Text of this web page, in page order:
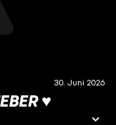
30. Juni 2026
♥️